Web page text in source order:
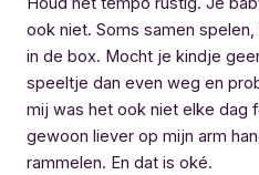
ook niet. Soms samen
in de box. Mocht je kindje
speeltje dan even weg en
mij was het ook niet elke dag
gewoon liever op mijn arm
rammelen. En dat is oké.